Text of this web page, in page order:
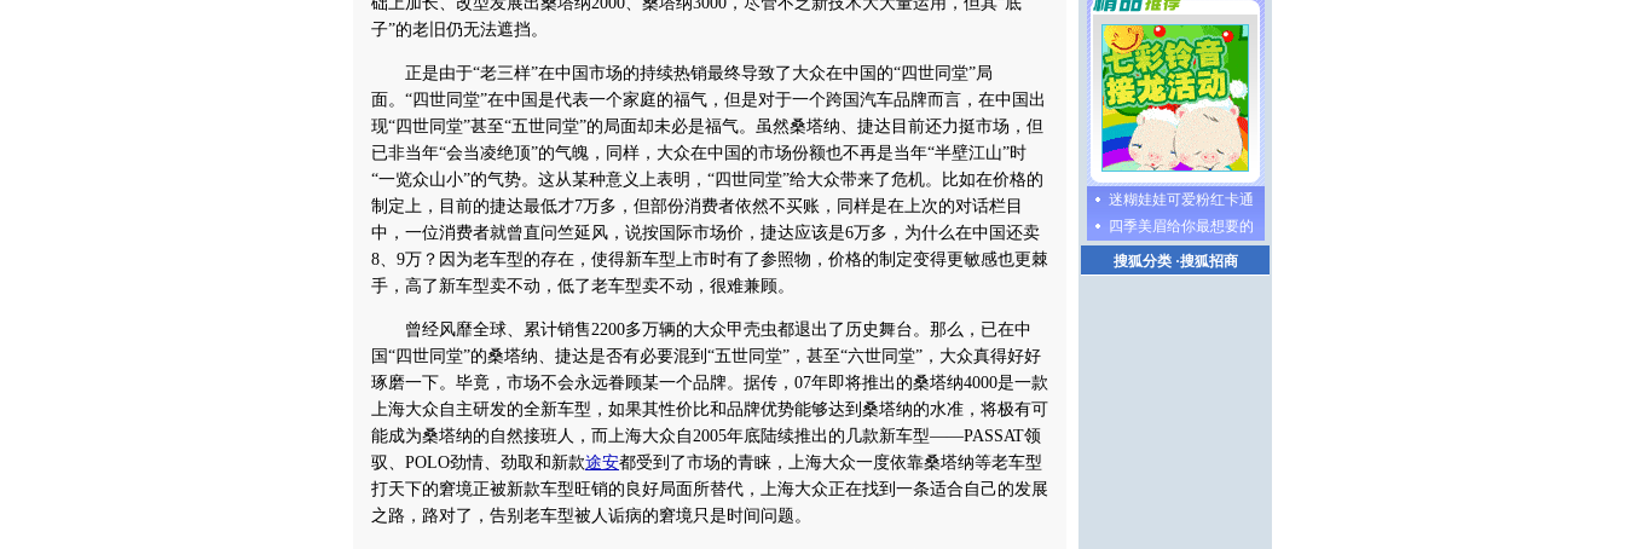
子”的老旧仍无法遮挡。
正是由于“老三样”在中国市场的持续热销最终导致了大众在中国的“四世同堂”局
面。“四世同堂”在中国是代表一个家庭的福气，但是对于一个跨国汽车品牌而言，在中国出
现“四世同堂”甚至“五世同堂”的局面却未必是福气。虽然桑塔纳、捷达目前还力挺市场，但
已非当年“会当凌绝顶”的气魄，同样，大众在中国的市场份额也不再是当年“半壁江山”时
“一览众山小”的气势。这从某种意义上表明，“四世同堂”给大众带来了危机。比如在价格的
制定上，目前的捷达最低才7万多，但部份消费者依然不买账，同样是在上次的对话栏目
中，一位消费者就曾直问竺延风，说按国际市场价，捷达应该是6万多，为什么在中国还卖
8、9万？因为老车型的存在，使得新车型上市时有了参照物，价格的制定变得更敏感也更棘
手，高了新车型卖不动，低了老车型卖不动，很难兼顾。
曾经风靡全球、累计销售2200多万辆的大众甲壳虫都退出了历史舞台。那么，已在中
国“四世同堂”的桑塔纳、捷达是否有必要混到“五世同堂”，甚至“六世同堂”，大众真得好好
琢磨一下。毕竟，市场不会永远眷顾某一个品牌。据传，07年即将推出的桑塔纳4000是一款
上海大众自主研发的全新车型，如果其性价比和品牌优势能够达到桑塔纳的水准，将极有可
能成为桑塔纳的自然接班人，而上海大众自2005年底陆续推出的几款新车型——PASSAT领
驭、POLO劲情、劲取和新款途安都受到了市场的青睐，上海大众一度依靠桑塔纳等老车型
打天下的窘境正被新款车型旺销的良好局面所替代，上海大众正在找到一条适合自己的发展
之路，路对了，告别老车型被人诟病的窘境只是时间问题。
迷糊娃娃可爱粉红卡通
四季美眉给你最想要的
搜狐分类·搜狐招商